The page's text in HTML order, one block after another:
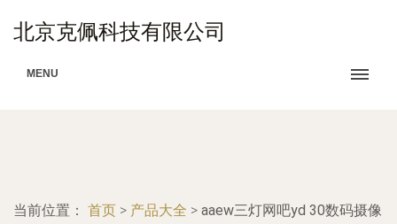
北京克佩科技有限公司
MENU
当前位置： 首页 > 产品大全 > aaew三灯网吧yd 30数码摄像